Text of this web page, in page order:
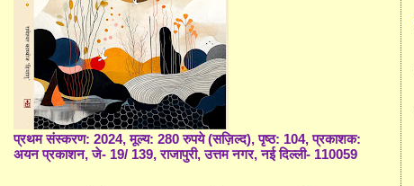
प्रथम संस्करण: 2024, मूल्य: 280 रुपये (सज़िल्द), पृष्ठ: 104, प्रकाशक:
अयन प्रकाशन, जे- 19/ 139, राजापुरी, उत्तम नगर, नई दिल्ली- 110059